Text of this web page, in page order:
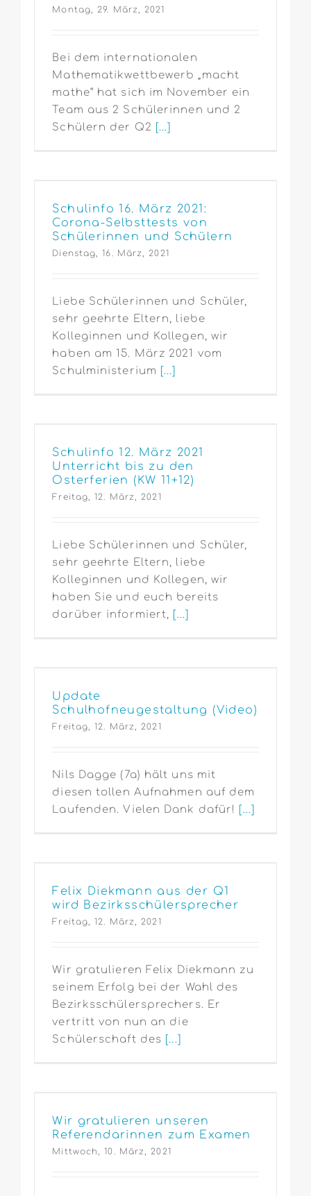
Montag, 29. März, 2021
Bei dem internationalen
Mathematikwettbewerb „macht
mathe“ hat sich im November ein
Team aus 2 Schülerinnen und 2
Schülern der Q2 [...]
Schulinfo 16. März 2021:
Corona-Selbsttests von
Schülerinnen und Schülern
Dienstag, 16. März, 2021
Liebe Schülerinnen und Schüler,
sehr geehrte Eltern, liebe
Kolleginnen und Kollegen, wir
haben am 15. März 2021 vom
Schulministerium [...]
Schulinfo 12. März 2021
Unterricht bis zu den
Osterferien (KW 11+12)
Freitag, 12. März, 2021
Liebe Schülerinnen und Schüler,
sehr geehrte Eltern, liebe
Kolleginnen und Kollegen, wir
haben Sie und euch bereits
darüber informiert, [...]
Update
Schulhofneugestaltung (Video)
Freitag, 12. März, 2021
Nils Dagge (7a) hält uns mit
diesen tollen Aufnahmen auf dem
Laufenden. Vielen Dank dafür! [...]
Felix Diekmann aus der Q1
wird Bezirksschülersprecher
Freitag, 12. März, 2021
Wir gratulieren Felix Diekmann zu
seinem Erfolg bei der Wahl des
Bezirksschülersprechers. Er
vertritt von nun an die
Schülerschaft des [...]
Wir gratulieren unseren
Referendarinnen zum Examen
Mittwoch, 10. März, 2021